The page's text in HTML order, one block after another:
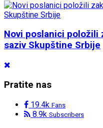
Novi poslanici položili
saziv Skupštine Srbije
Pratite nas
19.4k Fans
8.9k Subscribers